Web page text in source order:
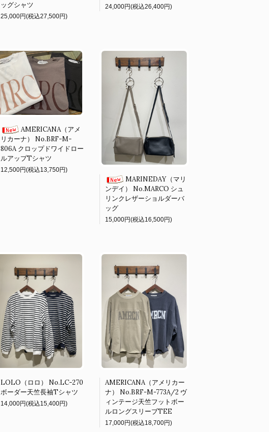
ッグシャツ
25,000円(税込27,500円)
24,000円(税込26,400円)
AMERICANA（アメ
リカーナ） No.BRF-M-
806A クロップドワイドロー
ルアップTシャツ
12,500円(税込13,750円)
MARINEDAY（マリ
ンデイ） No.MARCO シュ
リンクレザーショルダーバ
ッグ
15,000円(税込16,500円)
LOLO（ロロ） No.LC-270
ボーダー天竺長袖Tシャツ
14,000円(税込15,400円)
AMERICANA（アメリカー
ナ） No.BRF-M-773A/2 ヴ
ィンテージ天竺フットボー
ルロングスリーブTEE
17,000円(税込18,700円)